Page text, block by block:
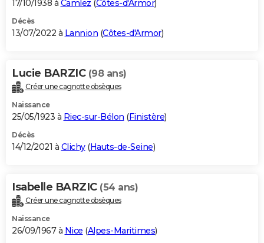
17/10/1938 à Camlez (Côtes-d'Armor)
Décès
13/07/2022 à Lannion (Côtes-d'Armor)
Lucie BARZIC (98 ans)
Créer une cagnotte obsèques
Naissance
25/05/1923 à Riec-sur-Bélon (Finistère)
Décès
14/12/2021 à Clichy(Hauts-de-Seine)
Isabelle BARZIC (54 ans)
Créer une cagnotte obsèques
Naissance
26/09/1967 à Nice (Alpes-Maritimes)